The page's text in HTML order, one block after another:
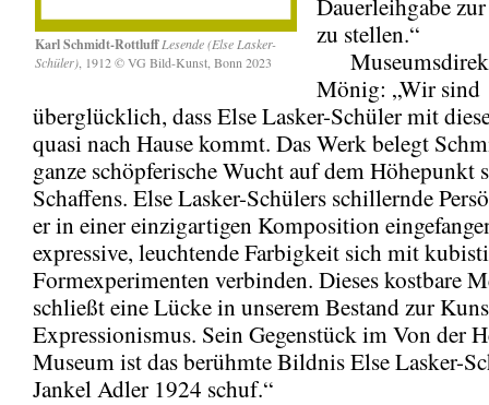
Karl Schmidt-Rottluff Lesende (Else Lasker-
Schüler) , 1912 © VG Bild-Kunst, Bonn 2023
zu stellen.“
Mönig: „Wir sind
überglücklich, dass Else Lasker-Schüler mit
quasi nach Hause kommt. Das Werk belegt
ganze schöpferische Wucht auf dem Höhepunkt
Schaffens. Else Lasker-Schülers schillernde
er in einer einzigartigen Komposition
expressive, leuchtende Farbigkeit sich mit
Formexperimenten verbinden. Dieses kostbare
schließt eine Lücke in unserem Bestand zur
Expressionismus. Sein Gegenstück im Von der
Museum ist das berühmte Bildnis Else Lasker-
Jankel Adler 1924 schuf.“